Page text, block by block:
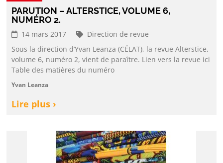
PARUTION – ALTERSTICE, VOLUME 6,
NUMÉRO 2.
14 mars 2017
Direction de revue
Sous la direction d’Yvan Leanza (CÉLAT), la revue Alterstice,
volume 6, numéro 2, vient de paraître. Lien vers la revue ici
Table des matières du numéro
Yvan Leanza
Lire plus ›